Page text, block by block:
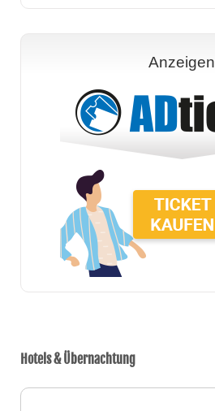
Anzeigen
Hotels & Übernachtung